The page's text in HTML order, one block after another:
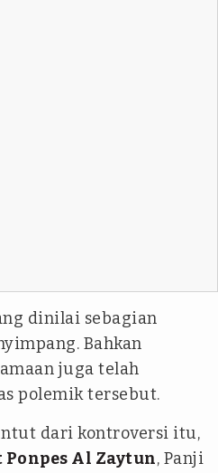
dinilai sebagian
Bahkan
juga telah
polemik tersebut.
dari kontroversi itu,
Ponpes Al Zaytun, Panji